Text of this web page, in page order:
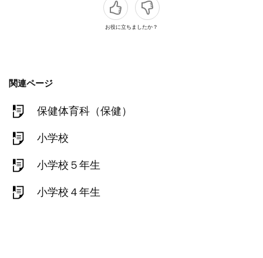
お役に立ちましたか？
関連ページ
保健体育科（保健）
小学校
小学校５年生
小学校４年生